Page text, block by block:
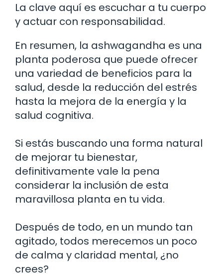
La clave aquí es escuchar a tu cuerpo
y actuar con responsabilidad.
En resumen, la ashwagandha es una
planta poderosa que puede ofrecer
una variedad de beneficios para la
salud, desde la reducción del estrés
hasta la mejora de la energía y la
salud cognitiva.
Si estás buscando una forma natural
de mejorar tu bienestar,
definitivamente vale la pena
considerar la inclusión de esta
maravillosa planta en tu vida.
Después de todo, en un mundo tan
agitado, todos merecemos un poco
de calma y claridad mental, ¿no
crees?